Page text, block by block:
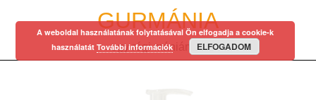
GURMÁNIA
egy régi mániám…
A weboldal használatának folytatásával Ön elfogadja a cookie-k
használatát További információk ELFOGADOM